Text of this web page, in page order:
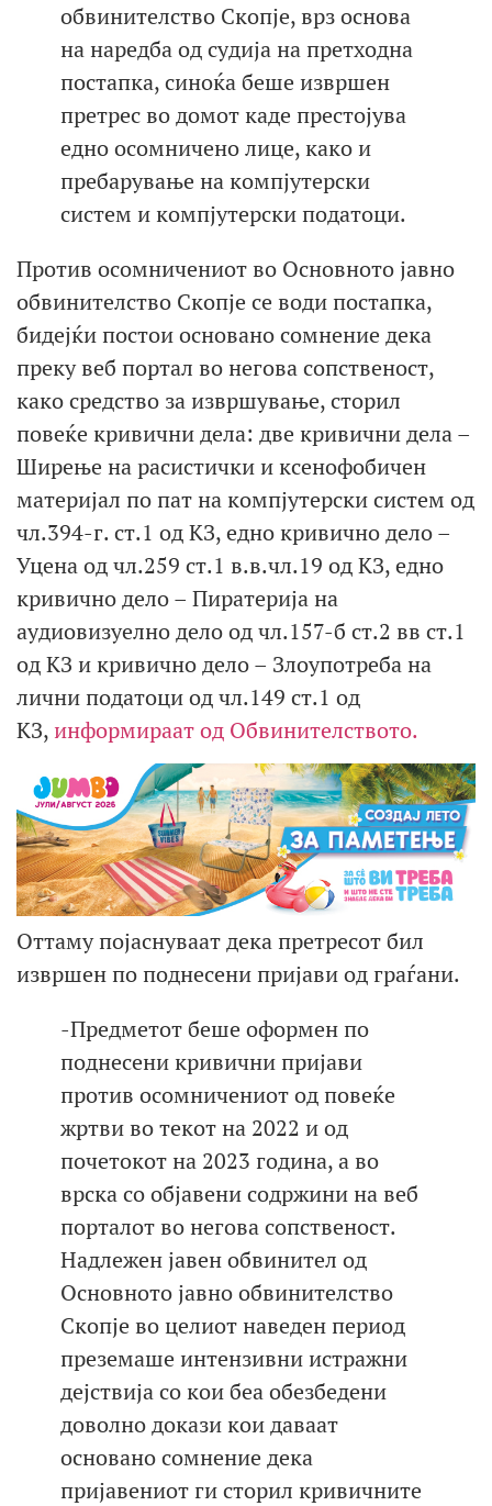
обвинителство Скопје, врз основа
на наредба од судија на претходна
постапка, синоќа беше извршен
претрес во домот каде престојува
едно осомничено лице, како и
пребарување на компјутерски
систем и компјутерски податоци.
Против осомничениот во Основното јавно
обвинителство Скопје се води постапка,
бидејќи постои основано сомнение дека
преку веб портал во негова сопственост,
како средство за извршување, сторил
повеќе кривични дела: две кривични дела –
Ширење на расистички и ксенофобичен
материјал по пат на компјутерски систем од
чл.394-г. ст.1 од КЗ, едно кривично дело –
Уцена од чл.259 ст.1 в.в.чл.19 од КЗ, едно
кривично дело – Пиратерија на
аудиовизуелно дело од чл.157-б ст.2 вв ст.1
од КЗ и кривично дело – Злоупотреба на
лични податоци од чл.149 ст.1 од
КЗ,информираат од Обвинителството.
Оттаму појаснуваат дека претресот бил
извршен по поднесени пријави од граѓани.
-Предметот беше оформен по
поднесени кривични пријави
против осомничениот од повеќе
жртви во текот на 2022 и од
почетокот на 2023 година, а во
врска со објавени содржини на веб
порталот во негова сопственост.
Надлежен јавен обвинител од
Основното јавно обвинителство
Скопје во целиот наведен период
преземаше интензивни истражни
дејствија со кои беа обезбедени
доволно докази кои даваат
основано сомнение дека
пријавениот ги сторил кривичните